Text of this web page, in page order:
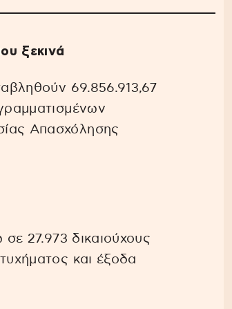
ξεκινά
69.856.913,67
Απασχόλησης
27.973 δικαιούχους
και έξοδα